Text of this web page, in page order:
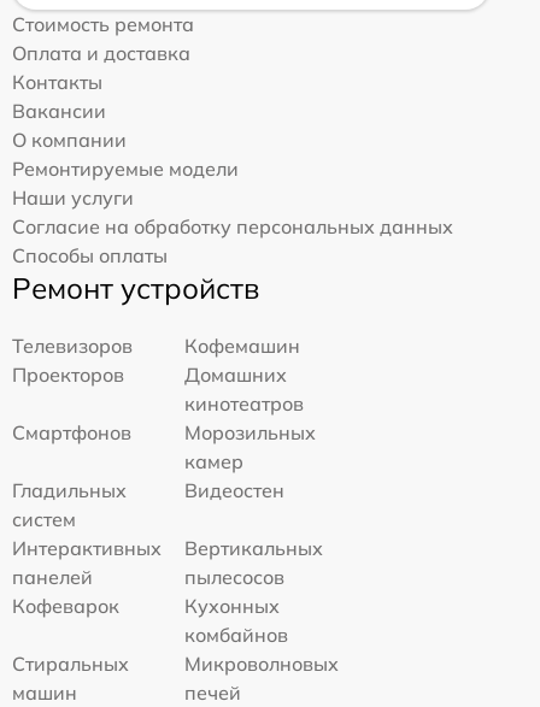
Стоимость ремонта
Оплата и доставка
Контакты
Вакансии
О компании
Ремонтируемые модели
Наши услуги
Согласие на обработку персональных данных
Способы оплаты
Ремонт устройств
Телевизоров
Кофемашин
Проекторов
Домашних
кинотеатров
Смартфонов
Морозильных
камер
Гладильных
систем
Видеостен
Интерактивных
панелей
Вертикальных
пылесосов
Кофеварок
Кухонных
комбайнов
Стиральных
машин
Микроволновых
печей